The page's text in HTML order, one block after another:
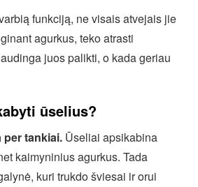
funkciją, ne visais atvejais jie
agurkus, teko atrasti
juos palikti, o kada geriau
ūselius?
per tankiai.Ūseliai apsikabina
kaimyninius agurkus. Tada
kuri trukdo šviesai ir orui